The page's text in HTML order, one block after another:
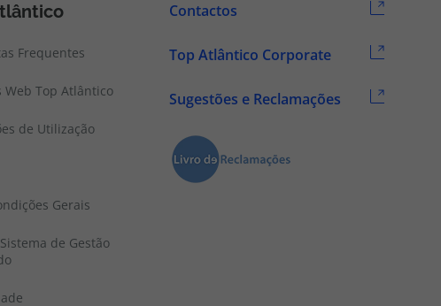
Frequentes
Web Top Atlântico
de Utilização
Gerais
de Gestão
Contactos
Top Atlântico Corporate
Sugestões e Reclamações